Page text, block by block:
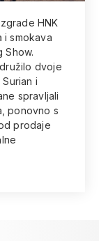
HNK
i smokava
Show.
dvoje
i
spravljali
ponovno s
prodaje